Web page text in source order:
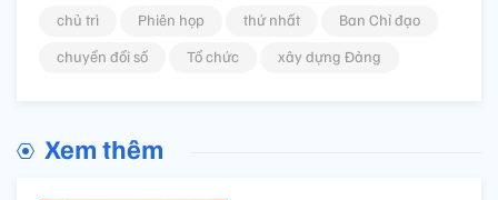
chủ trì
Phiên họp thứ nhất
Ban Chỉ đạo
chuyển đổi số
Tổ chức xây dựng Đảng
Xem thêm